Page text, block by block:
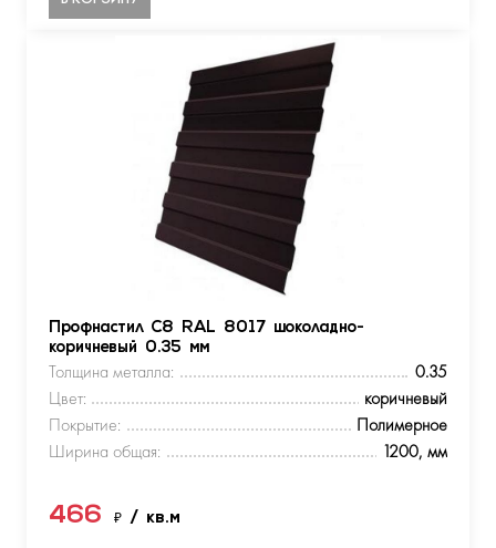
Профнастил С8 RAL 8017 шоколадно-
коричневый 0.35 мм
Толщина металла:
0.35
Цвет:
коричневый
Покрытие:
Полимерное
Ширина общая:
1200, мм
466 ₽ / кв.м